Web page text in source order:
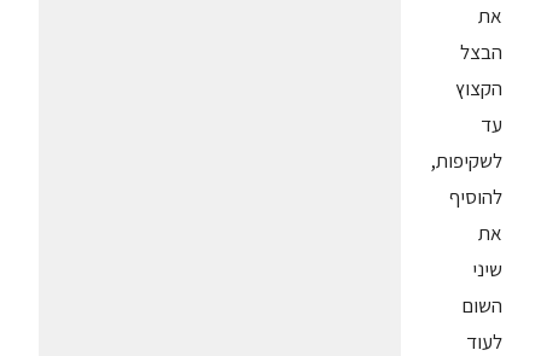
את
הבצל
הקצוץ
עד
לשקיפות,
להוסיף
את
שיני
השום
לעוד